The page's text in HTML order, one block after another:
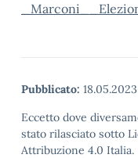
Pubblicato: 18.05.2023
Eccetto dove
stato rilasciato sotto
Attribuzione 4.0 Italia.